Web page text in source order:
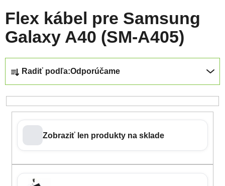
Flex kábel pre Samsung
Galaxy A40 (SM-A405)
Radiť podľa:Odporúčame
Zobraziť len produkty na sklade